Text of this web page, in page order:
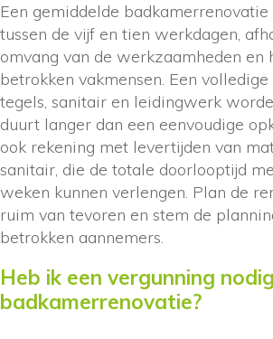
Een gemiddelde
tussen de vijf en tien werkdagen,
omvang van de werkzaamheden en
betrokken vakmensen. Een
tegels, sanitair en leidingwerk
duurt langer dan een eenvoudige
ook rekening met levertijden van
sanitair, die de totale doorlooptijd
weken kunnen verlengen. Plan de
ruim van tevoren en stem de
betrokken aannemers.
Heb ik een vergunning
badkamerrenovatie?